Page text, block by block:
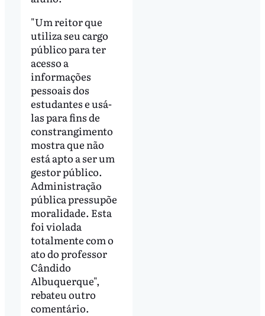
"Um reitor que
utiliza seu cargo
público para ter
acesso a
informações
pessoais dos
estudantes e usá-
las para fins de
constrangimento
mostra que não
está apto a ser um
gestor público.
Administração
pública pressupõe
moralidade. Esta
foi violada
totalmente com o
ato do professor
Cândido
Albuquerque",
rebateu outro
comentário.